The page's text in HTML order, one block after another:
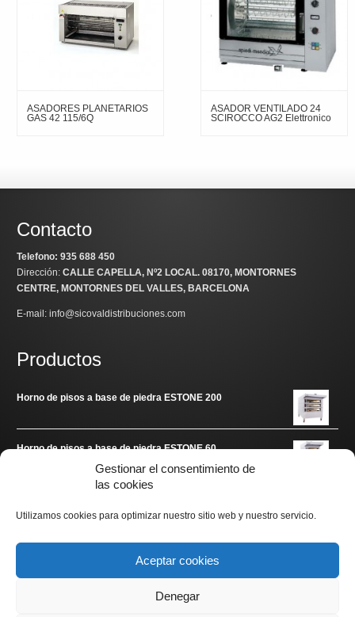
Gestionar el consentimiento de
las cookies
Utilizamos cookies para optimizar nuestro sitio web y nuestro servicio.
Aceptar cookies
Denegar
ASADORES PLANETARIOS
GAS 42 115/6Q
ASADOR VENTILADO 24
SCIROCCO AG2 Elettronico
Contacto
Telefono: 935 688 450
Dirección:CALLE CAPELLA, Nº2 LOCAL. 08170, MONTORNES
CENTRE, MONTORNES DEL VALLES, BARCELONA
E-mail: info@sicovaldistribuciones.com
Productos
Horno de pisos a base de piedra ESTONE 200
Horno de pisos a base de piedra ESTONE 60
Enlaces de interés
www.arditec.es